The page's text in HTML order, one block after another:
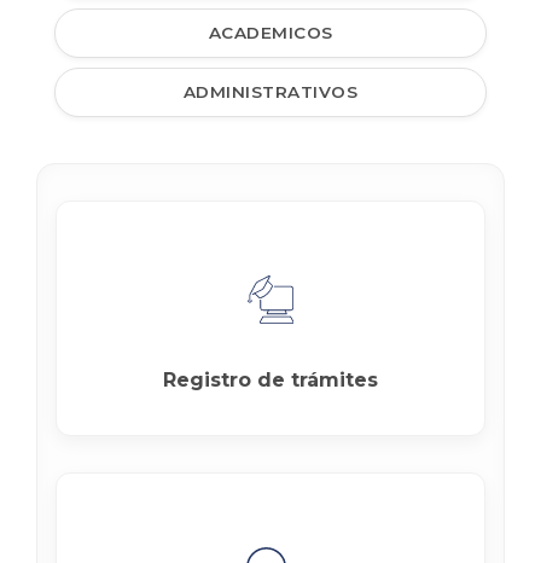
ACADEMICOS
ADMINISTRATIVOS
Registro de trámites